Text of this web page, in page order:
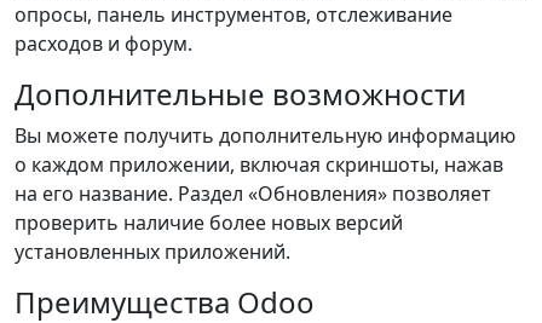
опросы, панель инструментов, отслеживание
расходов и форум.
Дополнительные возможности
Вы можете получить дополнительную информацию
о каждом приложении, включая скриншоты, нажав
на его название. Раздел «Обновления» позволяет
проверить наличие более новых версий
установленных приложений.
Преимущества Odoo